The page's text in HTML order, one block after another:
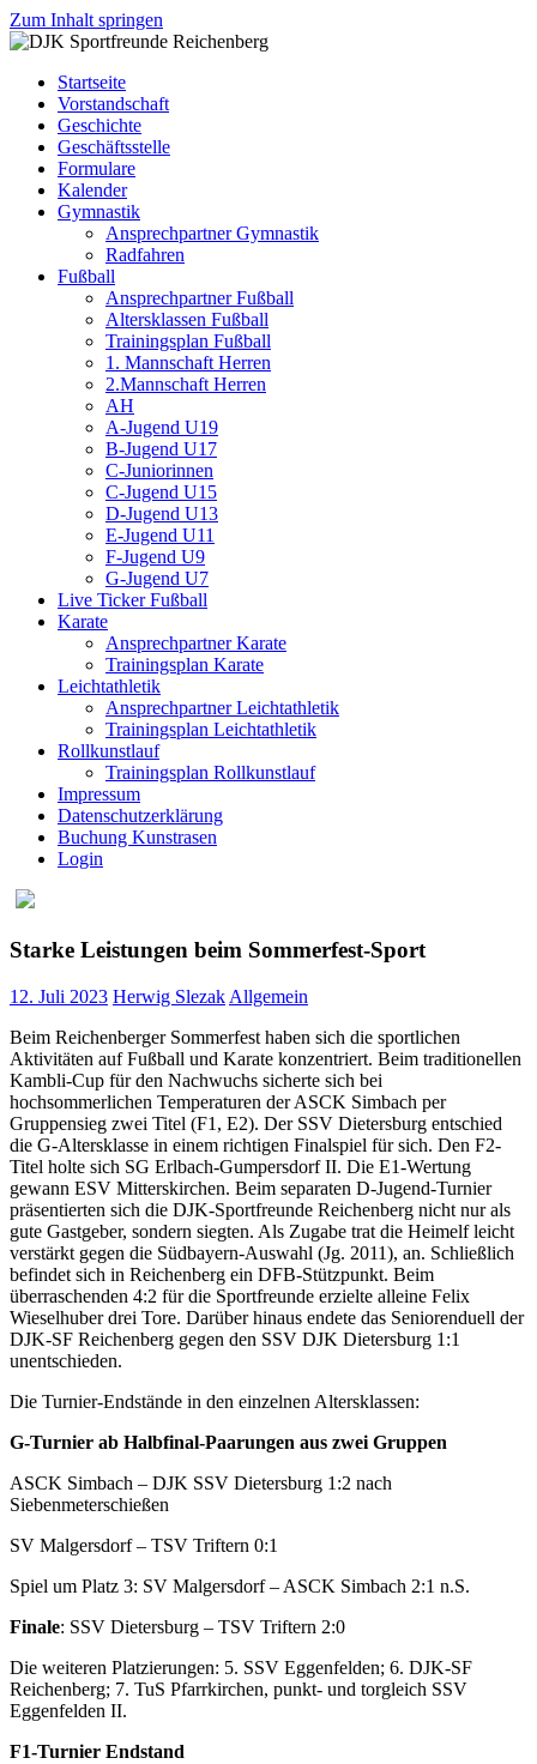
Zum Inhalt springen
Sportfreunde
Reichenberg
Gymnastik
Karate
Leichtathletik
Radfahren
Rollkunstlauf
Startseite
Vorstandschaft
Geschichte
Geschäftsstelle
Formulare
Kalender
Gymnastik
Ansprechpartner Gymnastik
Radfahren
Fußball
Ansprechpartner Fußball
Altersklassen Fußball
Trainingsplan Fußball
1. Mannschaft Herren
2.Mannschaft Herren
AH
A-Jugend U19
B-Jugend U17
C-Juniorinnen
C-Jugend U15
D-Jugend U13
E-Jugend U11
F-Jugend U9
G-Jugend U7
Live Ticker Fußball
Karate
Ansprechpartner Karate
Trainingsplan Karate
Leichtathletik
Ansprechpartner Leichtathletik
Trainingsplan Leichtathletik
Rollkunstlauf
Trainingsplan Rollkunstlauf
Impressum
Datenschutzerklärung
Buchung Kunstrasen
Login
Starke Leistungen beim Sommerfest-Sport
12. Juli 2023 Herwig Slezak Allgemein
Beim Reichenberger Sommerfest haben sich die sportlichen
Aktivitäten auf Fußball und Karate konzentriert. Beim traditionellen
Kambli-Cup für den Nachwuchs sicherte sich bei
hochsommerlichen Temperaturen der ASCK Simbach per
Gruppensieg zwei Titel (F1, E2). Der SSV Dietersburg entschied
die G-Altersklasse in einem richtigen Finalspiel für sich. Den F2-
Titel holte sich SG Erlbach-Gumpersdorf II. Die E1-Wertung
gewann ESV Mitterskirchen. Beim separaten D-Jugend-Turnier
präsentierten sich die DJK-Sportfreunde Reichenberg nicht nur als
gute Gastgeber, sondern siegten. Als Zugabe trat die Heimelf leicht
verstärkt gegen die Südbayern-Auswahl (Jg. 2011), an. Schließlich
befindet sich in Reichenberg ein DFB-Stützpunkt. Beim
überraschenden 4:2 für die Sportfreunde erzielte alleine Felix
Wieselhuber drei Tore. Darüber hinaus endete das Seniorenduell der
DJK-SF Reichenberg gegen den SSV DJK Dietersburg 1:1
unentschieden.
Die Turnier-Endstände in den einzelnen Altersklassen:
G-Turnier ab Halbfinal-Paarungen aus zwei Gruppen
ASCK Simbach – DJK SSV Dietersburg 1:2 nach
Siebenmeterschießen
SV Malgersdorf – TSV Triftern 0:1
Spiel um Platz 3: SV Malgersdorf – ASCK Simbach 2:1 n.S.
Finale: SSV Dietersburg – TSV Triftern 2:0
Die weiteren Platzierungen: 5. SSV Eggenfelden; 6. DJK-SF
Reichenberg; 7. TuS Pfarrkirchen, punkt- und torgleich SSV
Eggenfelden II.
F1-Turnier Endstand